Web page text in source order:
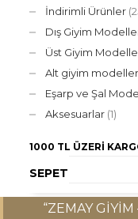
İndirimli Ürünler
Dış Giyim
Üst Giyim
Alt giyim
Eşarp ve Şal
Aksesuarlar (1)
1000 TL ÜZERI
SEPET
“ZEMAY